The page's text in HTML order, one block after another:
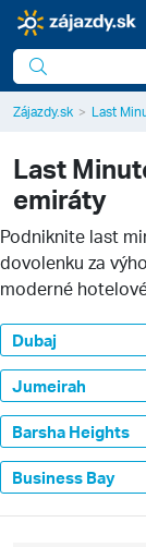
Zájazdy.sk Last
Last
emiráty
Podniknite last
dovolenku za
moderné
nákupných
prečo je Dubaj
emirátov.
Dubaj
Jumeirah
Barsha Heights
Business Bay